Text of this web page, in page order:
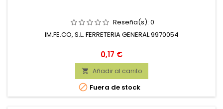
Reseña(s): 0
IM.FE.CO, S.L. FERRETERIA GENERAL 9970054
Precio
0,17 €
 Añadir al carrito
 Fuera de stock